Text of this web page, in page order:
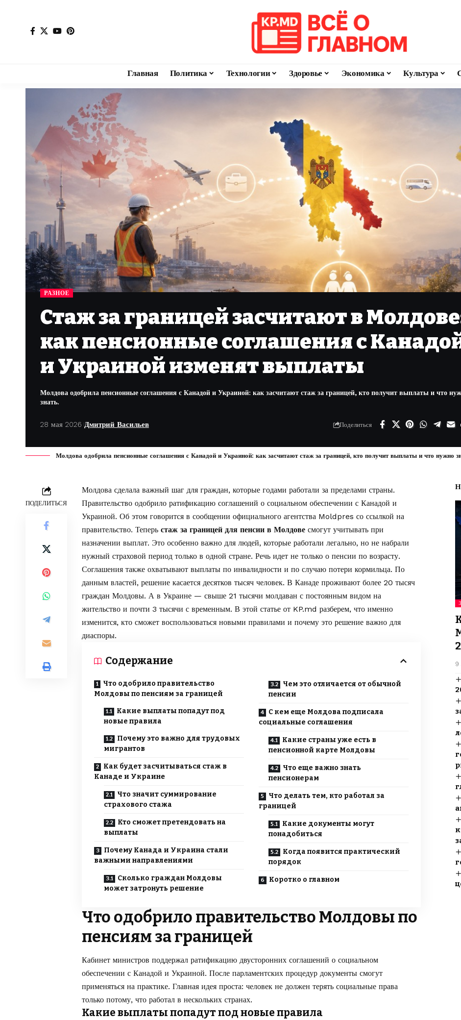
Главная Политика Технологии Здоровье Экономика Культура
РАЗНОЕ
Стаж за границей засчитают в
как пенсионные соглашения с
и Украиной изменят выплаты
Молдова одобрила пенсионные соглашения с Канадой и Украиной: как засчитают стаж за границей, кто получит выплаты и что
знать.
28 мая 2026 Дмитрий Васильев Поделиться
Молдова одобрила пенсионные соглашения с Канадой и Украиной: как засчитают стаж за границей, кто получит выплаты и что нужно
ПОДЕЛИТЬСЯ
Молдова сделала важный шаг для граждан, которые годами работали за пределами страны.
Правительство одобрило ратификацию соглашений о социальном обеспечении с Канадой и
Украиной. Об этом говорится в сообщении официального агентства Moldpres со ссылкой на
правительство. Теперь стаж за границей для пенсии в Молдове смогут учитывать при
назначении выплат. Это особенно важно для людей, которые работали легально, но не набрали
нужный страховой период только в одной стране. Речь идет не только о пенсии по возрасту.
Соглашения также охватывают выплаты по инвалидности и по случаю потери кормильца. По
данным властей, решение касается десятков тысяч человек. В Канаде проживают более 20 тысяч
граждан Молдовы. А в Украине — свыше 21 тысячи молдаван с постоянным видом на
жительство и почти 3 тысячи с временным. В этой статье от KP.md разберем, что именно
изменится, кто сможет воспользоваться новыми правилами и почему это решение важно для
диаспоры.
Содержание
Что одобрило правительство
Молдовы по пенсиям за границей
Какие выплаты попадут под
новые правила
Почему это важно для трудовых
мигрантов
Как будет засчитываться стаж в
Канаде и Украине
Что значит суммирование
страхового стажа
Кто сможет претендовать на
выплаты
Почему Канада и Украина стали
важными направлениями
Сколько граждан Молдовы
может затронуть решение
Чем это отличается от обычной
пенсии
С кем еще Молдова подписала
социальные соглашения
Какие страны уже есть в
пенсионной карте Молдовы
Что еще важно знать
пенсионерам
Что делать тем, кто работал за
границей
Какие документы могут
понадобиться
Когда появится практический
порядок
Коротко о главном
Что одобрило правительство Молдовы по
пенсиям за границей
Кабинет министров поддержал ратификацию двусторонних соглашений о социальном
обеспечении с Канадой и Украиной. После парламентских процедур документы смогут
применяться на практике. Главная идея проста: человек не должен терять социальные права
только потому, что работал в нескольких странах.
Какие выплаты попадут под новые правила
9